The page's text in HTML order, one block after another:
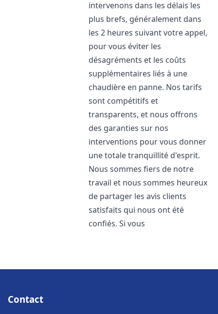
intervenons dans les délais les
plus brefs, généralement dans
les 2 heures suivant votre appel,
pour vous éviter les
désagréments et les coûts
supplémentaires liés à une
chaudière en panne. Nos tarifs
sont compétitifs et
transparents, et nous offrons
des garanties sur nos
interventions pour vous donner
une totale tranquillité d'esprit.
Nous sommes fiers de notre
travail et nous sommes heureux
de partager les avis clients
satisfaits qui nous ont été
confiés. Si vous
Contact